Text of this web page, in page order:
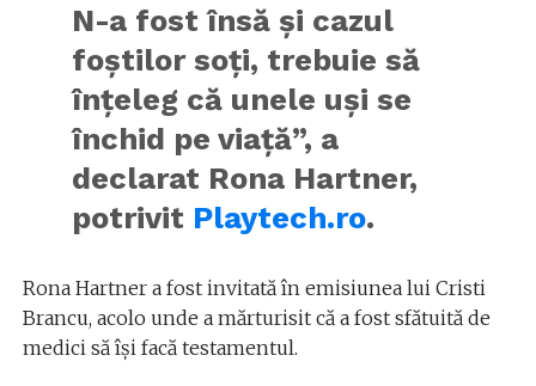
N-a fost însă și cazul
foștilor soți, trebuie să
înțeleg că unele uși se
închid pe viață”, a
declarat Rona Hartner,
potrivit Playtech.ro.
Rona Hartner a fost invitată în emisiunea lui Cristi
Brancu, acolo unde a mărturisit că a fost sfătuită de
medici să își facă testamentul.